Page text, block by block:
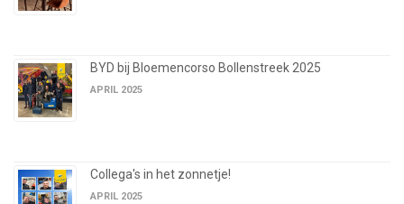
BYD bij Bloemencorso Bollenstreek 2025
APRIL 2025
Collega's in het zonnetje!
APRIL 2025